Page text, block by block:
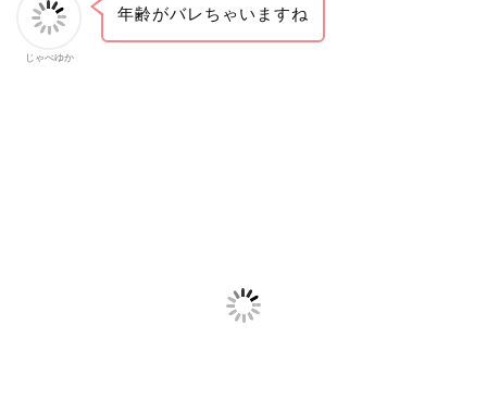
じゃべゆか
年齢がバレちゃいますね